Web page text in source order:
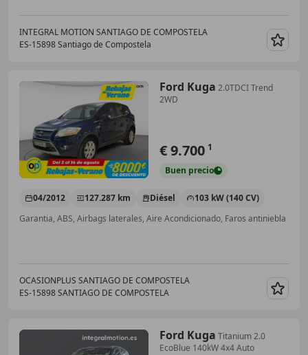
INTEGRAL MOTION SANTIAGO DE COMPOSTELA
ES-15898 Santiago de Compostela
Ford Kuga 2.0TDCI Trend
2WD
€ 9.700 1
Buen precio
04/2012 127.287 km Diésel
103 kW (140 CV)
Garantia, ABS, Airbags laterales, Aire Acondicionado, Faros antiniebla
OCASIONPLUS SANTIAGO DE COMPOSTELA
ES-15898 SANTIAGO DE COMPOSTELA
Ford Kuga Titanium 2.0
EcoBlue 140kW 4x4 Auto